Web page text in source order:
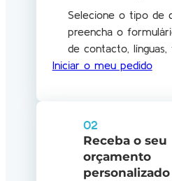
Selecione o tipo de
preencha o
de contacto, línguas,
Iniciar o meu pedido
02
Receba o seu
orçamento
personalizado